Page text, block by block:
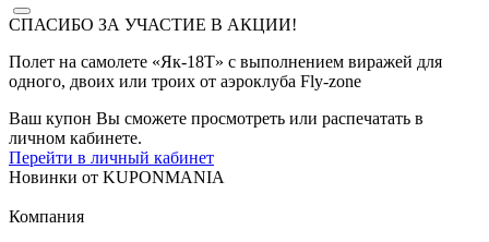
СПАСИБО ЗА УЧАСТИЕ В АКЦИИ!
Полет на самолете «Як-18Т» с выполнением виражей для
одного, двоих или троих от аэроклуба Fly-zone
Ваш купон Вы сможете просмотреть или распечатать в
личном кабинете.
Перейти в личный кабинет
Новинки от KUPONMANIA
Компания